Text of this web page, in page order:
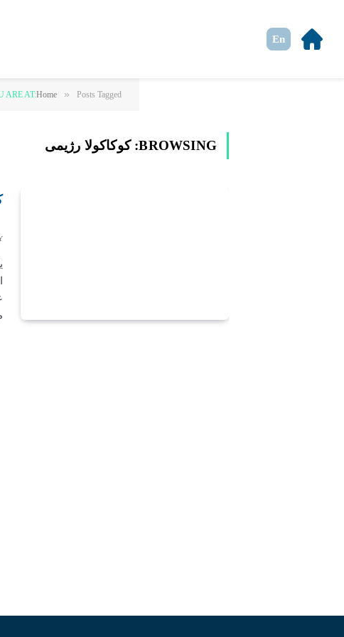
En
ARE AT:Home » Posts Tagged "کوکاکولا رژیمی"
BROWSING: کوکاکولا رژیمی